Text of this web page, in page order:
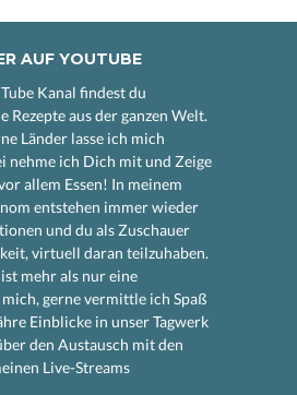
AUF YOUTUBE
Kanal findest du
Rezepte aus der ganzen Welt.
Länder lasse ich mich
nehme ich Dich mit und Zeige
allem Essen! In meinem
entstehen immer wieder
und du als Zuschauer
virtuell daran teilzuhaben.
mehr als nur eine
gerne vermittle ich Spaß
Einblicke in unser Tagwerk
den Austausch mit den
Live-Streams